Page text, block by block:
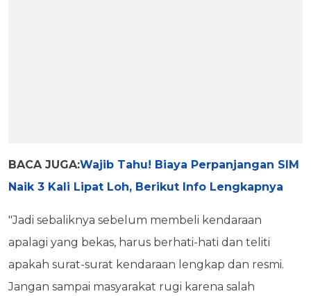
BACA JUGA:Wajib Tahu! Biaya Perpanjangan SIM
Naik 3 Kali Lipat Loh, Berikut Info Lengkapnya
"Jadi sebaliknya sebelum membeli kendaraan
apalagi yang bekas, harus berhati-hati dan teliti
apakah surat-surat kendaraan lengkap dan resmi.
Jangan sampai masyarakat rugi karena salah